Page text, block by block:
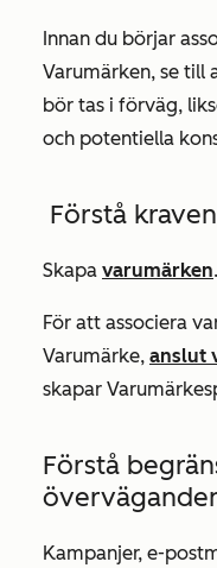
Innan du börjar
Varumärken, se till
bör tas i förväg,
och potentiella
Förstå kraven
Skapa varumärken.
För att associera
Varumärke, anslut
skapar
Förstå
Kampanjer, e-